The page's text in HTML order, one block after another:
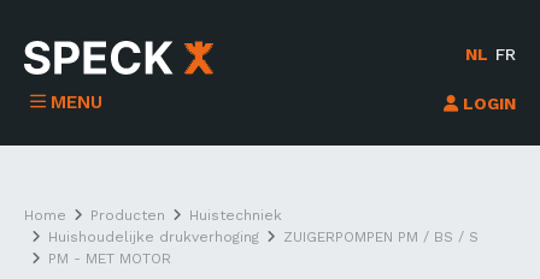
NL FR
LOGIN
MENU
Home Producten
Huistechniek
Huishoudelijke drukverhoging
ZUIGERPOMPEN PM / BS / S
PM - MET MOTOR